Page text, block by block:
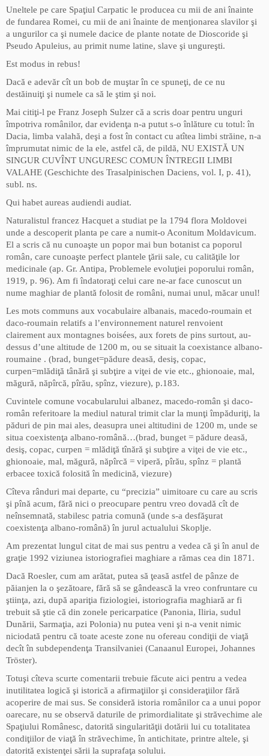
Uneltele pe care Spaţiul Carpatic le producea cu mii de ani înainte
de fundarea Romei, cu mii de ani înainte de menţionarea slavilor şi
a ungurilor ca şi numele dacice de plante notate de Dioscoride şi
Pseudo Apuleius, au primit nume latine, slave şi ungureşti.
Est modus in rebus!
Dacă e adevăr cît un bob de muştar în ce spuneţi, de ce nu
destăinuiţi şi numele ca să le ştim şi noi.
Mai citiţi-l pe Franz Joseph Sulzer că a scris doar pentru unguri
împotriva românilor, dar evidenţa n-a putut s-o înlăture cu totul: în
Dacia, limba valahă, deşi a fost în contact cu atîtea limbi străine, n-a
împrumutat nimic de la ele, astfel că, de pildă, NU EXISTĂ UN
SINGUR CUVÎNT UNGURESC COMUN ÎNTREGII LIMBI
VALAHE (Geschichte des Trasalpinischen Daciens, vol. I, p. 41),
subl. ns.
Qui habet aureas audiendi audiat.
Naturalistul francez Hacquet a studiat pe la 1794 flora Moldovei
unde a descoperit planta pe care a numit-o Aconitum Moldavicum.
El a scris că nu cunoaşte un popor mai bun botanist ca poporul
român, care cunoaşte perfect plantele ţării sale, cu calităţile lor
medicinale (ap. Gr. Antipa, Problemele evoluţiei poporului român,
1919, p. 96). Am fi îndatoraţi celui care ne-ar face cunoscut un
nume maghiar de plantă folosit de români, numai unul, măcar unul!
Les mots communs aux vocabulaire albanais, macedo-roumain et
daco-roumain relatifs a l’environnement naturel renvoient
clairement aux montagnes boisées, aux forets de pins surtout, au-
dessus d’une altitude de 1200 m, ou se situait la coexistance albano-
roumaine . (brad, bunget=pădure deasă, desiş, copac,
curpen=mlădiţă tânără şi subţire a viţei de vie etc., ghionoaie, mal,
măgură, năpîrcă, pîrău, spînz, viezure), p.183.
Cuvintele comune vocabularului albanez, macedo-român şi daco-
român referitoare la mediul natural trimit clar la munţi împăduriţi, la
păduri de pin mai ales, deasupra unei altitudini de 1200 m, unde se
situa coexistenţa albano-română…(brad, bunget = pădure deasă,
desiş, copac, curpen = mlădiţă tînără şi subţire a viţei de vie etc.,
ghionoaie, mal, măgură, năpîrcă = viperă, pîrău, spînz = plantă
erbacee toxică folosită în medicină, viezure)
Cîteva rânduri mai departe, cu “precizia” uimitoare cu care au scris
şi pînă acum, fără nici o preocupare pentru vreo dovadă cît de
neînsemnată, stabilesc patria comună (unde s-a desfăşurat
coexistenţa albano-română) în jurul actualului Skoplje.
Am prezentat lungul citat de mai sus pentru a vedea că şi în anul de
graţie 1992 viziunea istoriografiei maghiare a rămas cea din 1871.
Dacă Roesler, cum am arătat, putea să ţeasă astfel de pânze de
păianjen la o şezătoare, fără să se gândească la vreo confruntare cu
ştiinţa, azi, după apariţia fiziologiei, istoriografia maghiară ar fi
trebuit să ştie că din zonele pericarpatice (Panonia, Iliria, sudul
Dunării, Sarmaţia, azi Polonia) nu putea veni şi n-a venit nimic
niciodată pentru că toate aceste zone nu ofereau condiţii de viaţă
decît în subdependenţa Transilvaniei (Canaanul Europei, Johannes
Tröster).
Totuşi cîteva scurte comentarii trebuie făcute aici pentru a vedea
inutilitatea logică şi istorică a afirmaţiilor şi consideraţiilor fără
acoperire de mai sus. Se consideră istoria românilor ca a unui popor
oarecare, nu se observă daturile de primordialitate şi străvechime ale
Spaţiului Românesc, datorită singularităţii dotării lui cu totalitatea
condiţiilor de viaţă în străvechime, în antichitate, printre altele, şi
datorită existenţei sării la suprafaţa solului.